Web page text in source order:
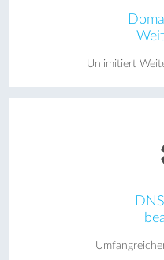
Unlimitiert